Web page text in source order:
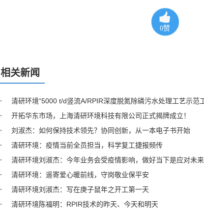
0赞
相关新闻
清研环境“5000 t/d竖流A/RPIR深度脱氮除磷污水处理工艺示范
开拓华东市场，上海清研环境科技有限公司正式揭牌成立！
刘淑杰：如何保持技术领先？协同创新，从一本电子书开始
清研环境：疫情当前全员担当，科学复工捷报频传
清研环境刘淑杰：今年业务会受疫情影响，做好当下是应对未
清研环境：遥寄爱心暖前线，守岗敬业保平安
清研环境刘淑杰：写在庚子鼠年之开工第一天
清研环境陈福明：RPIR技术的昨天、今天和明天